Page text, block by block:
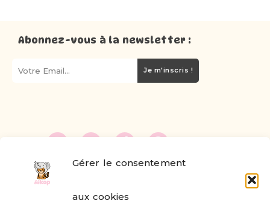
Gérer le consentement
aux cookies
Abonnez-vous à la newsletter :
Je m'inscris !